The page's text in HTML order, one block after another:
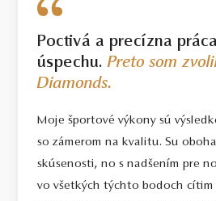
Poctivá a precízna
úspechu.Preto som
Diamonds.
Moje športové výkony sú
so zámerom na kvalitu. Su
skúsenosti, no s nadšením pre
vo všetkých týchto bodoch